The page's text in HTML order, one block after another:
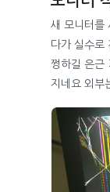
새 모니터를
다가 실수로
쩡하길 은근
지네요 외부